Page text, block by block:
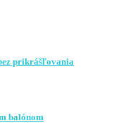
prikrášľovania
balónom